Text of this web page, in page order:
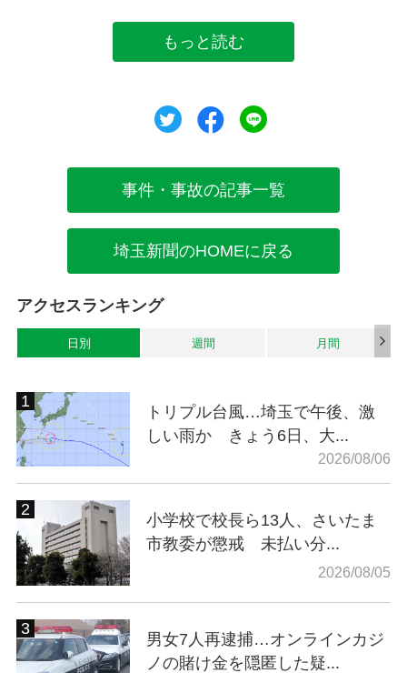
もっと読む
ツイートシェア
事件・事故の記事一覧
埼玉新聞のHOMEに戻る
アクセスランキング
日別 週間 月間
トリプル台風…埼玉で午後、激
しい雨か きょう6日、大...
2026/08/06
小学校で校長ら13人、さいたま
市教委が懲戒 未払い分...
2026/08/05
男女7人再逮捕…オンラインカジ
ノの賭け金を隠匿した疑...